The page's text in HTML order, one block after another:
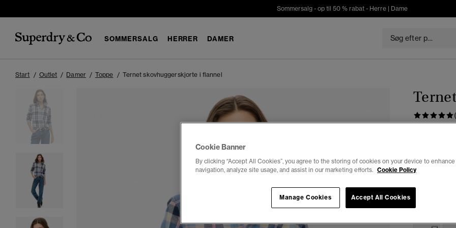
Sommersalg - op til 50 % rabat - Herre| Dame
SOMMERSALG HERRER DAMER
Start Outlet Damer Toppe Ternet skovhuggerskjorte i flannel
Farve:
Cookie Banner
By clicking “Accept All Cookies”, you agree to the storing of cookies on your device to
navigation, analyze site usage, and assist in our marketing efforts. Cookie Policy
Accept All Cookies
Manage Cookies